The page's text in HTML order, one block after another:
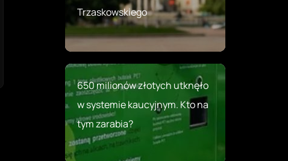
Trzaskowskiego
650 milionów złotych utknęło
w systemie kaucyjnym. Kto na
tym zarabia?